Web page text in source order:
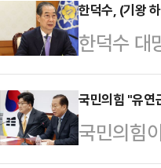
사10-1부(
의처벌등
6년을 선
했다.A씨
여성과 성
한덕수, (기왕
한덕수 대
출마 움직
양지에서
돌팔매를
국민의힘 "유
국민의힘